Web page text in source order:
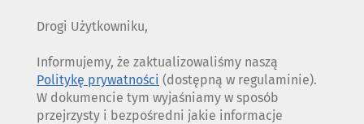
Drogi Użytkowniku,
Informujemy, że zaktualizowaliśmy naszą
Politykę prywatności (dostępną w regulaminie).
W dokumencie tym wyjaśniamy w sposób
przejrzysty i bezpośredni jakie informacje